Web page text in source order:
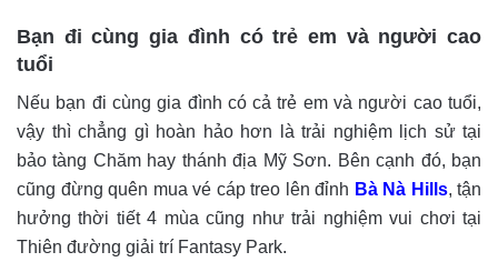
Bạn đi cùng gia đình có trẻ em và người cao
tuổi
Nếu bạn đi cùng gia đình có cả trẻ em và người cao tuổi,
vậy thì chẳng gì hoàn hảo hơn là trải nghiệm lịch sử tại
bảo tàng Chăm hay thánh địa Mỹ Sơn. Bên cạnh đó, bạn
cũng đừng quên mua vé cáp treo lên đỉnh Bà Nà Hills, tận
hưởng thời tiết 4 mùa cũng như trải nghiệm vui chơi tại
Thiên đường giải trí Fantasy Park.